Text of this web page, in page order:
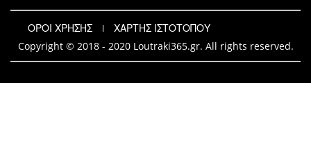
ΟΡΟΙ ΧΡΗΣΗΣ
ΧΑΡΤΗΣ ΙΣΤΟΤΟΠΟΥ
Copyright © 2018 - 2020 Loutraki365.gr. All rights reserved.